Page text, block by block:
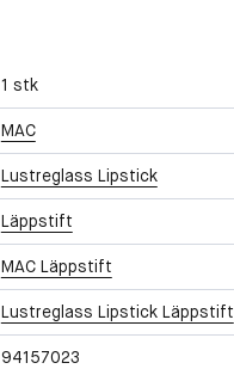
1 stk
MAC
Lustreglass Lipstick
Läppstift
MAC Läppstift
Lustreglass Lipstick Läppstift
94157023